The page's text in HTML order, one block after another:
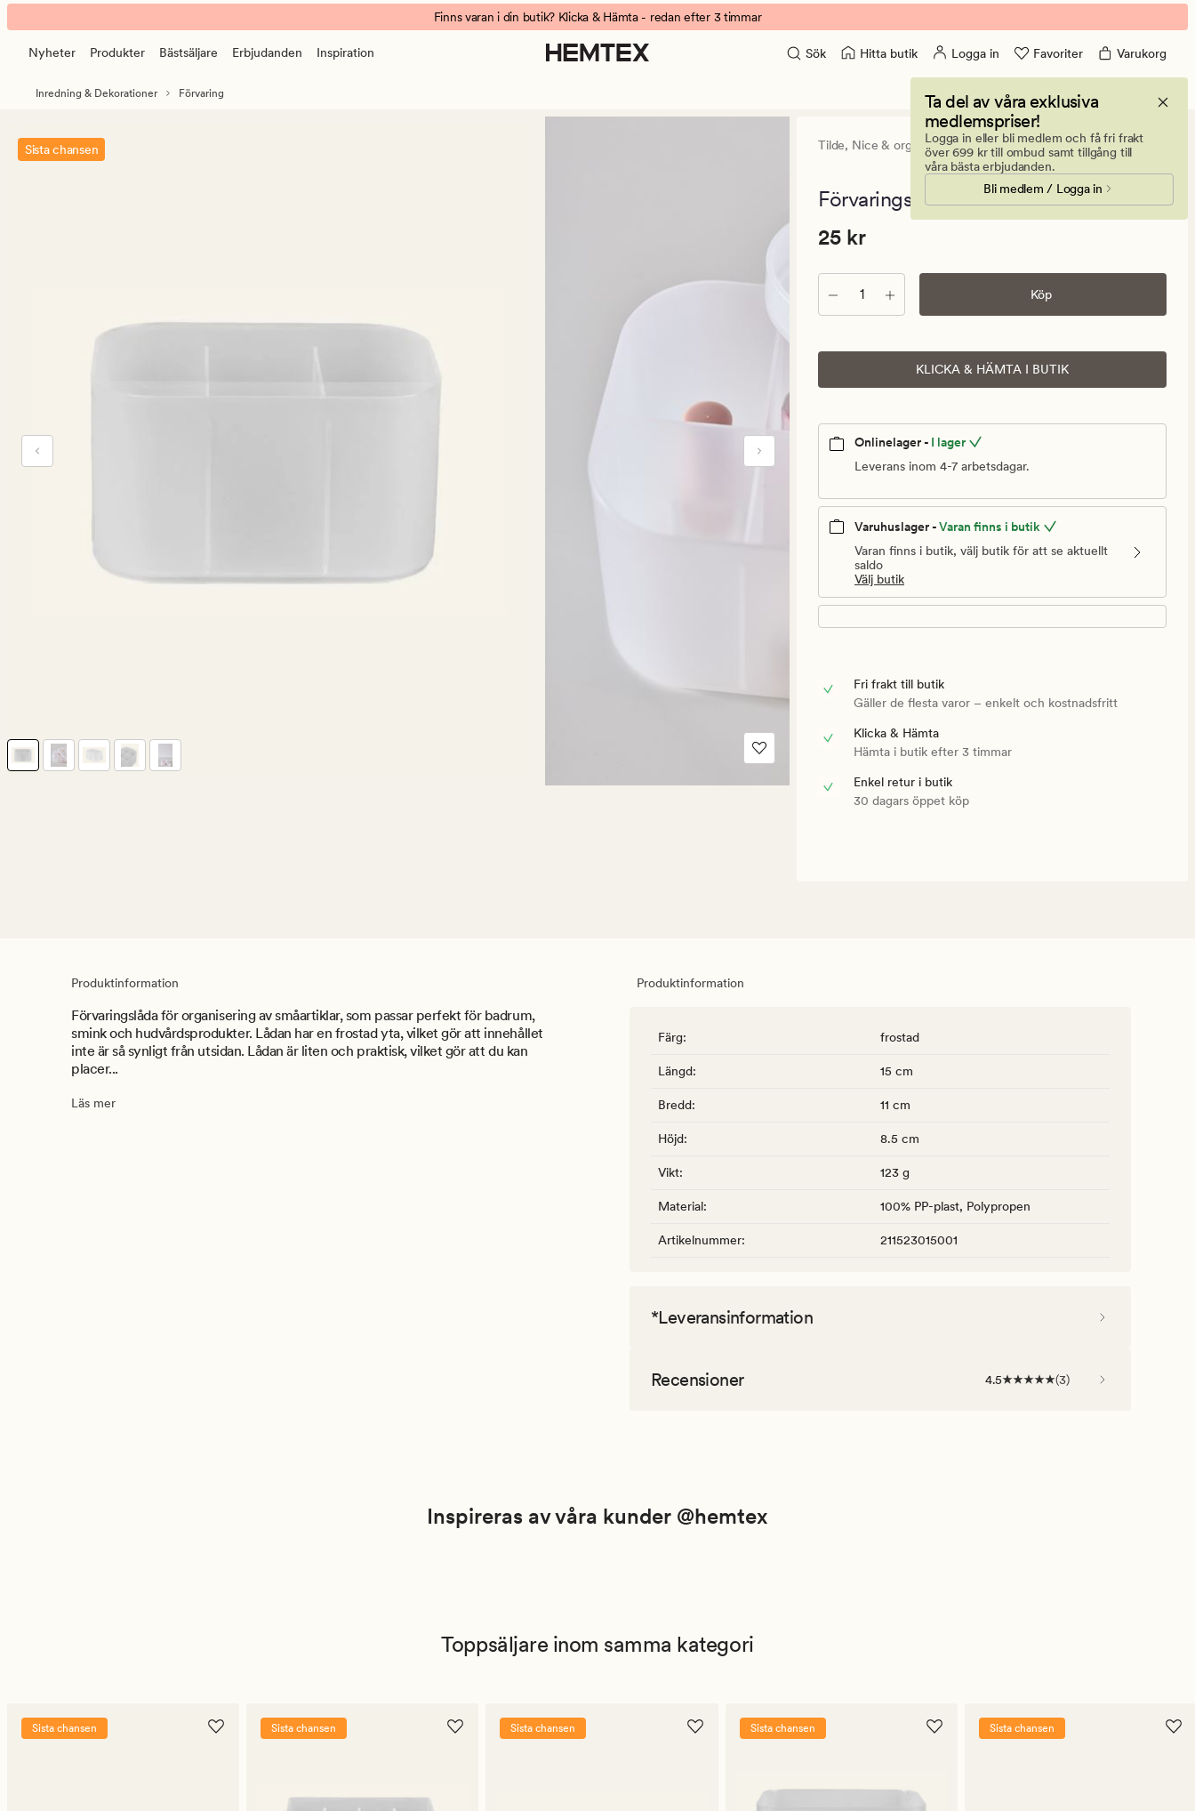
Tilde
förvaringslåda
frostad
banner.
Klicka
ESCAPE
att
pausa.
Finns varan i din butik? Klicka & Hämta - redan efter 3 timmar
Nyheter Produkter Bästsäljare Erbjudanden Inspiration Sök Hitta butik Logga in Favoriter Varukorg
Ta del av våra exklusiva
medlemspriser!
Logga in eller bli medlem och få fri frakt
över 699 kr till ombud samt tillgång till
våra bästa erbjudanden.
Bli medlem / Logga in
Inredning & Dekorationer Förvaring
Sista chansen Tilde, Nice & organized
3
med
betyg
4.5
Förvaringslåda frostad - 11x15x8,5 cm
Pris
kr.
Ordinarie
pris
kr
Pris 25 kr
25 kr
Antal Köp
KLICKA & HÄMTA I BUTIK
Onlinelager - I lager
Leverans inom 4-7 arbetsdagar.
Varuhuslager -Varan finns i butik
Varan finns i butik, välj butik för att se aktuellt
saldo
Välj butik
Fri frakt till butik
Gäller de flesta varor – enkelt och kostnadsfritt
Klicka & Hämta
Hämta i butik efter 3 timmar
Enkel retur i butik
30 dagars öppet köp
Produktinformation
Förvaringslåda för organisering av småartiklar, som passar perfekt för badrum,
smink och hudvårdsprodukter. Lådan har en frostad yta, vilket gör att innehållet
inte är så synligt från utsidan. Lådan är liten och praktisk, vilket gör att du kan
placer...
Läs mer
Produktinformation
Färg: frostad
Längd: 15 cm
Bredd: 11 cm
Höjd: 8.5 cm
Vikt: 123 g
Material: 100% PP-plast, Polypropen
Artikelnummer: 211523015001
*Leveransinformation
Recensioner 4.5 (3)
Inspireras av våra kunder @hemtex
Toppsäljare inom samma kategori
Sista chansen Sista chansen Sista chansen Sista chansen Sista chansen